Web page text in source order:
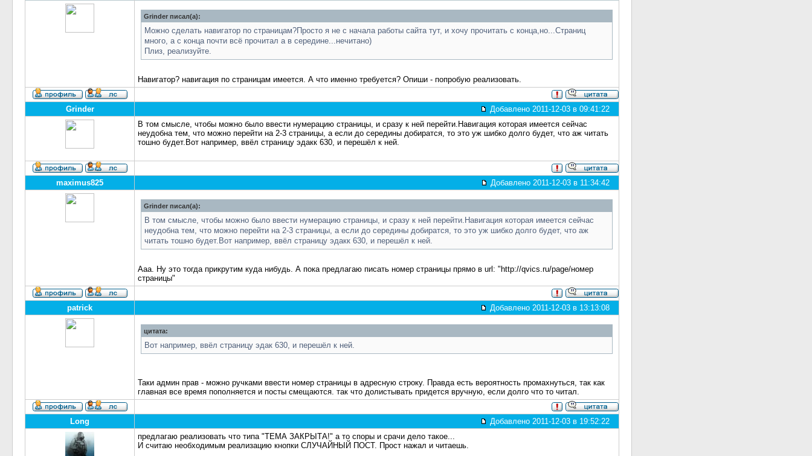
Grinder писал(а):
Можно сделать навигатор по страницам?Просто я не с начала работы сайта тут, и хочу прочитать с конца,но...Страниц
много, а с конца почти всё прочитал а в середине...нечитано)
Плиз, реализуйте.
Навигатор? навигация по страницам имеется. А что именно требуется? Опиши - попробую реализовать.
Grinder
Добавлено 2011-12-03 в 09:41:22
В том смысле, чтобы можно было ввести нумерацию страницы, и сразу к ней перейти.Навигация которая имеется сейчас
неудобна тем, что можно перейти на 2-3 страницы, а если до середины добиратся, то это уж шибко долго будет, что аж читать
тошно будет.Вот например, ввёл страницу эдакк 630, и перешёл к ней.
maximus825 Добавлено 2011-12-03 в 11:34:42
Grinder писал(а):
В том смысле, чтобы можно было ввести нумерацию страницы, и сразу к ней перейти.Навигация которая имеется сейчас
неудобна тем, что можно перейти на 2-3 страницы, а если до середины добиратся, то это уж шибко долго будет, что аж
читать тошно будет.Вот например, ввёл страницу эдакк 630, и перешёл к ней.
Ааа. Ну это тогда прикрутим куда нибудь. А пока предлагаю писать номер страницы прямо в url: "http://qvics.ru/page/номер
страницы"
patrick Добавлено 2011-12-03 в 13:13:08
цитата:
Вот например, ввёл страницу эдак 630, и перешёл к ней.
Таки админ прав - можно ручками ввести номер страницы в адресную строку. Правда есть вероятность промахнуться, так как
главная все время пополняется и посты смещаются. так что долистывать придется вручную, если долго что то читал.
Long
Добавлено 2011-12-03 в 19:52:22
предлагаю реализовать что типа "ТЕМА ЗАКРЫТА!" а то споры и срачи дело такое...
И считаю необходимым реализацию кнопки СЛУЧАЙНЫЙ ПОСТ. Прост нажал и читаешь.